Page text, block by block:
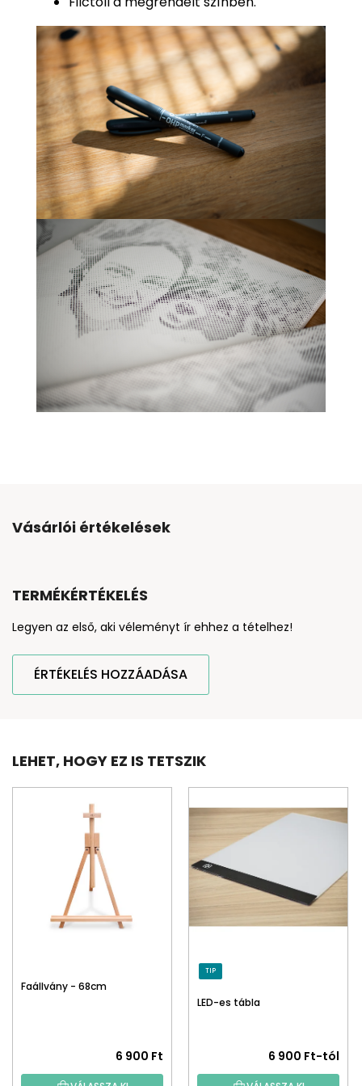
Vásárlói értékelések
TERMÉKÉRTÉKELÉS
Legyen az első, aki véleményt ír ehhez a tételhez!
ÉRTÉKELÉS HOZZÁADÁSA
LEHET, HOGY EZ IS TETSZIK
Faállvány - 68cm
6 900 Ft
TIP
LED-es tábla
6 900 Ft-tól